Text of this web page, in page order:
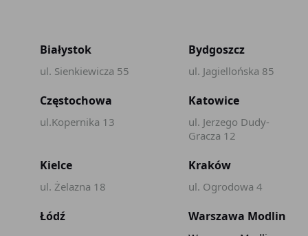
Białystok
ul. Sienkiewicza 55
Bydgoszcz
ul. Jagiellońska 85
Częstochowa
ul.Kopernika 13
Katowice
ul. Jerzego Dudy-
Gracza 12
Kielce
ul. Żelazna 18
Kraków
ul. Ogrodowa 4
Łódź Warszawa Modlin